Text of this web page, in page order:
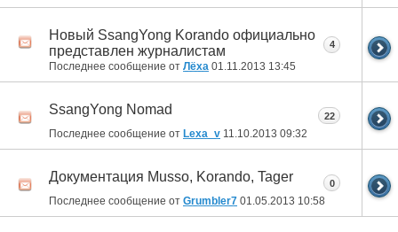
Новый SsangYong Korando официально
представлен журналистам
Последнее сообщение от Лёха 01.11.2013 13:45
4
SsangYong Nomad
Последнее сообщение от Lexa_v 11.10.2013 09:32
22
Документация Musso, Korando, Tager
Последнее сообщение от Grumbler7 01.05.2013 10:58
0